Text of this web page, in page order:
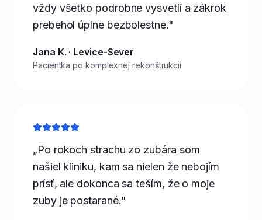
vždy všetko podrobne vysvetlí a zákrok
prebehol úplne bezbolestne."
Jana K. · Levice-Sever
Pacientka po komplexnej rekonštrukcii
„Po rokoch strachu zo zubára som
našiel kliniku, kam sa nielen že nebojím
prísť, ale dokonca sa teším, že o moje
zuby je postarané."